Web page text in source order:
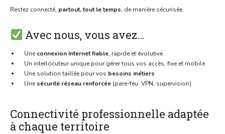
Restez connecté, partout, tout le temps, de manière sécurisée.
Avec nous, vous avez…
Une connexion Internet fiable, rapide et évolutive
Un interlocuteur unique pour gérer tous vos accès, fixe et mobile
Une solution taillée pour vos besoins métiers
Une sécurité réseau renforcée (pare-feu, VPN, supervision)
Connectivité professionnelle adaptée
à chaque territoire